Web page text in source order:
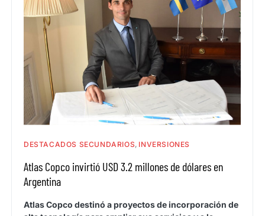
DESTACADOS SECUNDARIOS INVERSIONES
Atlas Copco invirtió USD 3.2 millones de dólares en
Argentina
Atlas Copco destinó a proyectos de incorporación de